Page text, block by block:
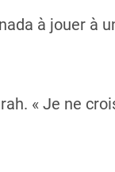
à jouer à
« Je ne